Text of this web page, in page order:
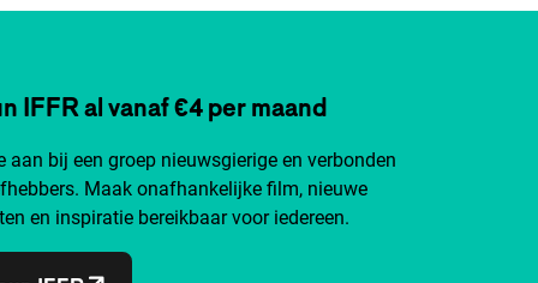
IFFR al vanaf €4 per maand
aan bij een groep nieuwsgierige en verbonden
Maak onafhankelijke film, nieuwe
en inspiratie bereikbaar voor iedereen.